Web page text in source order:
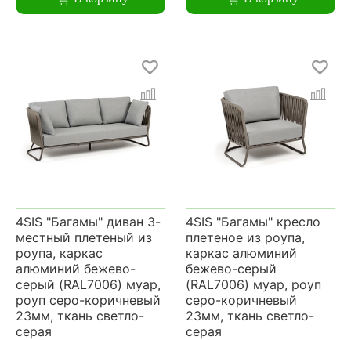
4SIS "Багамы" диван 3-
местный плетеный из
роупа, каркас
алюминий бежево-
серый (RAL7006) муар,
роуп серо-коричневый
23мм, ткань светло-
серая
4SIS "Багамы" кресло
плетеное из роупа,
каркас алюминий
бежево-серый
(RAL7006) муар, роуп
серо-коричневый
23мм, ткань светло-
серая